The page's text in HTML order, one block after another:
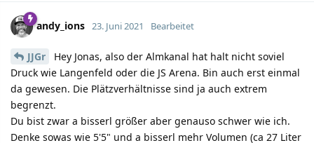
andy_ions 23. Juni 2021 Bearbeitet
JJGr
Hey Jonas, also der Almkanal hat halt nicht soviel
Druck wie Langenfeld oder die JS Arena. Bin auch erst einmal
da gewesen. Die Plätzverhältnisse sind ja auch extrem
begrenzt.
Du bist zwar a bisserl größer aber genauso schwer wie ich.
Denke sowas wie 5'5" und a bisserl mehr Volumen (ca 27 Liter